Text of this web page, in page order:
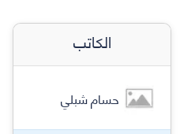
الكاتب
حسام شبلي